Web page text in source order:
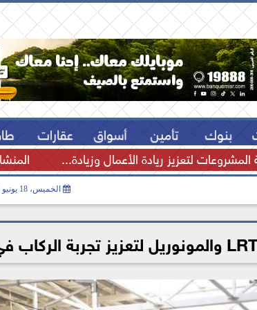
بنوك تأمين أسواق عقارات
لتعزيز ريادة الأعمال وزيادة...
الخميس، 18 يونيو 2026